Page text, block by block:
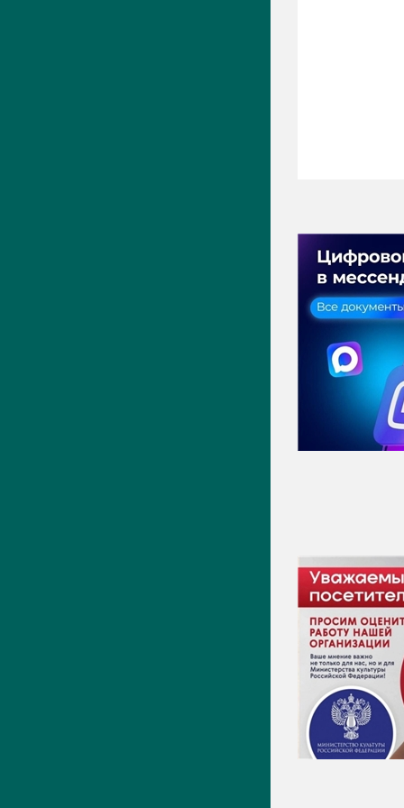
ПРЕСС-ЦЕНТР
Актуально
Новости
Фото